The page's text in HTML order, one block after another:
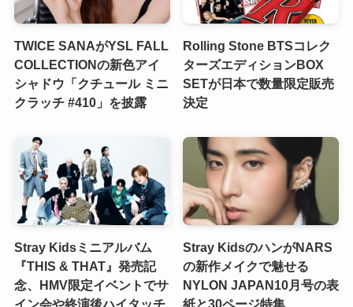
TWICE SANAがYSL FALL
COLLECTIONの新色アイ
シャドウ「クチュール ミニ
クラッチ #410」を披露
Rolling Stone BTSコレク
ターズエディションBOX
SETが日本で数量限定販売
決定
Stray Kidsミニアルバム
『THIS & THAT』発売記
念、HMV限定イベントでサ
イン会や終演後ハイタッチ
Stray KidsのハンがNARS
の新作メイクで魅せる
NYLON JAPAN10月号の表
紙と30ページ特集